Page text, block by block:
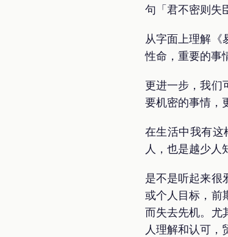
句「君不密则失
从字面上理解《
性命，重要的事
更进一步，我们
要机密的事情，
在生活中我有
人，也是越少人
是不是听起来很
或个人目标，前
而失去先机。尤
人理解和认可，